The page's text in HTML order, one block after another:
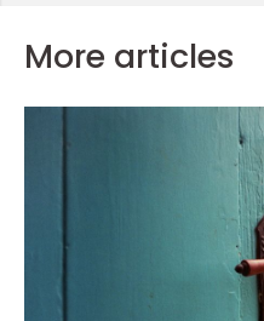
More articles